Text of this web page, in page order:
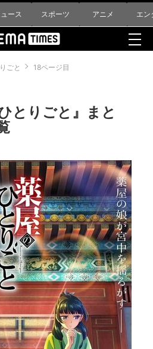
ース スポーツ アニメ エン
ごと 18ページ目
とりごと』まと